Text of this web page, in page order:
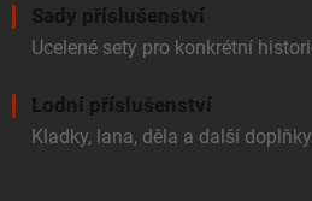
Sady příslušenství
Ucelené sety pro konkrétní
Lodní příslušenství
Kladky, lana, děla a další